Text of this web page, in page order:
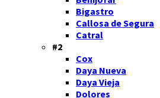
Bigastro
Callosa de Segura
Catral
#2
Cox
Daya Nueva
Daya Vieja
Dolores